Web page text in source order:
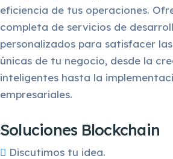
eficiencia de tus operaciones.
completa de servicios de
personalizados para satisfacer
únicas de tu negocio, desde la
inteligentes hasta la
empresariales.
Soluciones Blockchain
Discutimos tu idea.